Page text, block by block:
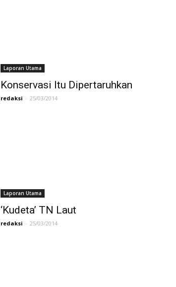
Laporan Utama
Konservasi Itu Dipertaruhkan
redaksi - 25/03/2014
Laporan Utama
‘Kudeta’ TN Laut
redaksi - 25/03/2014